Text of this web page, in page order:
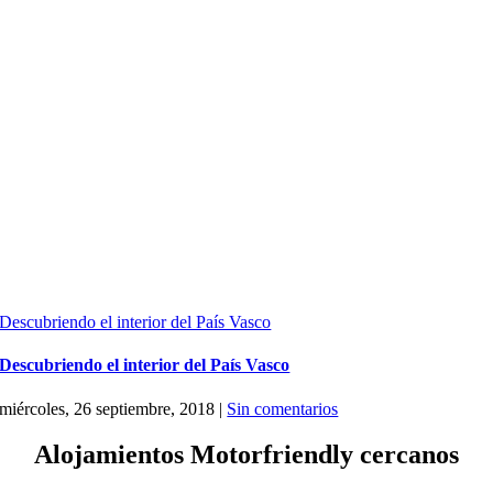
Descubriendo el interior del País Vasco
Descubriendo el interior del País Vasco
miércoles, 26 septiembre, 2018 | Sin comentarios
Alojamientos Motorfriendly cercanos